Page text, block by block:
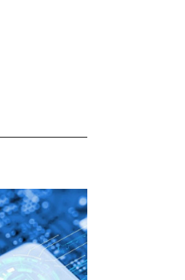
西哥商品課
汽車、農產品
點